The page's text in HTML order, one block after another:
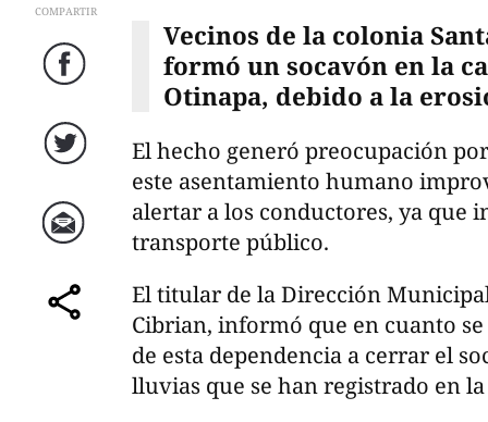
COMPARTIR
Facebook
Twitter
Correo
comparte
Vecinos de la colonia
formó un socavón en la
Otinapa, debido a la
El hecho generó preocupación
este asentamiento humano
alertar a los conductores, ya que
transporte público.
El titular de la Dirección
Cibrian, informó que en cuanto
de esta dependencia a cerrar el
lluvias que se han registrado en